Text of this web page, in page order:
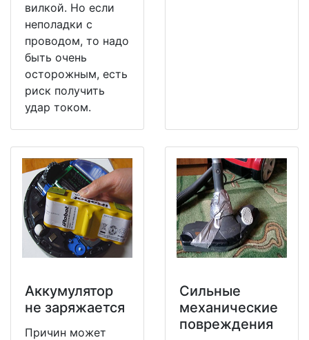
вилкой. Но если
неполадки с
проводом, то надо
быть очень
осторожным, есть
риск получить
удар током.
Аккумулятор
не заряжается
Причин может
Сильные
механические
повреждения